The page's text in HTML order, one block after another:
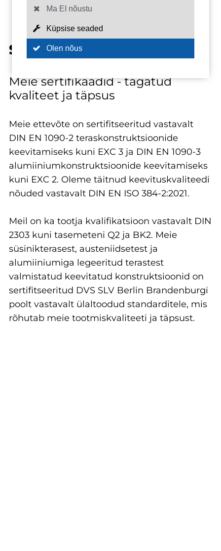
SERTIFIKAADID
Meie sertifikaadid - tagatud
kvaliteet ja täpsus
Meie ettevõte on sertifitseeritud vastavalt
DIN EN 1090-2 teraskonstruktsioonide
keevitamiseks kuni EXC 3 ja DIN EN 1090-3
alumiiniumkonstruktsioonide keevitamiseks
kuni EXC 2. Oleme täitnud keevituskvaliteedi
nõuded vastavalt DIN EN ISO 384-2:2021.
Meil on ka tootja kvalifikatsioon vastavalt DIN
2303 kuni tasemeteni Q2 ja BK2. Meie
süsinikterasest, austeniidsetest ja
alumiiniumiga legeeritud terastest
valmistatud keevitatud konstruktsioonid on
sertifitseeritud DVS SLV Berlin Brandenburgi
poolt vastavalt ülaltoodud standarditele, mis
rõhutab meie tootmiskvaliteeti ja täpsust.
Ma EI nõustu
Küpsise seaded
Olen nõus